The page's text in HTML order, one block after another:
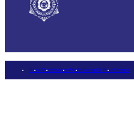
HomeAboutServicesWorksJournal & NewsContact